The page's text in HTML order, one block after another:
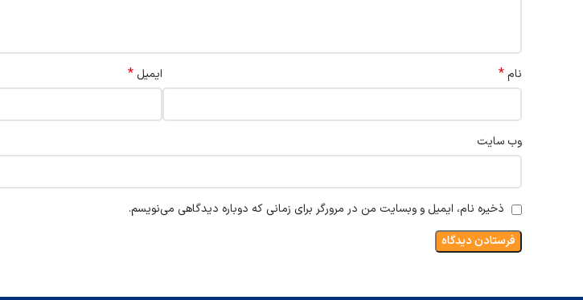
نام* ایمیل *
وب‌ سایت
ذخیره نام، ایمیل و وبسایت من در مرورگر برای زمانی که دوباره دیدگاهی می‌نویسم.